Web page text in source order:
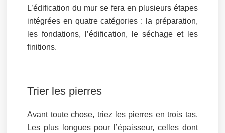
L’édification du mur se fera en plusieurs étapes
intégrées en quatre catégories : la préparation,
les fondations, l’édification, le séchage et les
finitions.
Trier les pierres
Avant toute chose, triez les pierres en trois tas.
Les plus longues pour l’épaisseur, celles dont